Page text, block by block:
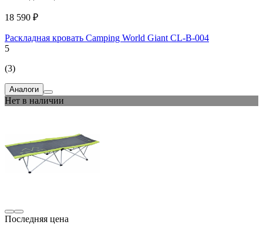
18 590 ₽
Раскладная кровать Camping World Giant CL-B-004
5
(3)
Аналоги
Нет в наличии
Последняя цена